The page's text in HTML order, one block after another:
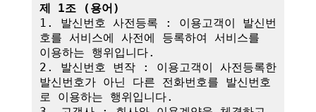
제 1조 (용어)
1. 발신번호 사전등록 : 이용고객이 발신번
호를 서비스에 사전에 등록하여 서비스를
이용하는 행위입니다.
2. 발신번호 변작 : 이용고객이 사전등록한
발신번호가 아닌 다른 전화번호를 발신번호
로 이용하는 행위입니다.